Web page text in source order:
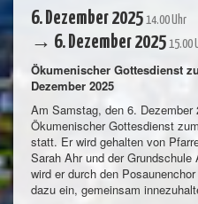
6. Dezember 2025 14.00 Uhr
→ 6. Dezember 2025 15.00
Ökumenischer Gottesdienst
Dezember 2025
Am Samstag, den 6.
Ökumenischer Gottesdienst
statt. Er wird gehalten von
Sarah Ahr und der
wird er durch den
dazu ein, gemeinsam